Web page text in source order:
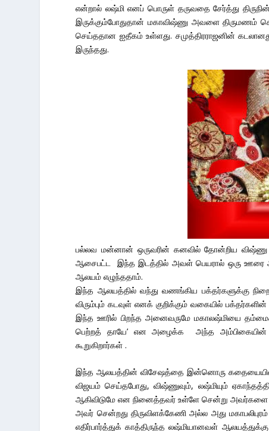
என்றால் லஷ்மி எனப் பொருள் தருவதை சேர்த்து
இருக்கும்போதுதான் மகாவிஷ்ணு அவளை திருமணம்
செய்ததான ஐதீகம் உள்ளது. சமுத்திரராஜனின்
இருந்தது.
பல்லவ மன்னான் ஒருவரின் கனவில் தோன்றிய விஷ்ணு
ஆசைபட்ட இந்த இடத்தில் அவள் பெயரால் ஒரு ஊரை
ஆலயம் எழுந்ததாம்.
இந்த ஆலயத்தில் வந்து வணங்கிய பக்தர்களுக்கு
விரும்பும் கடவுள் எனக் குறிக்கும் வகையில்
இந்த ஊரில் பிறந்த அனைவருமே மகாலஷ்மியை
பெற்றத் தாயே’ என அழைக்க அந்த அம்பிகையின்
கூறுகிறார்கள் .
இந்த ஆலயத்தின் விசேஷத்தை இன்னொரு கதையையின்
விஜயம் செய்தபோது, விஷ்ணுவும், லஷ்மியும்
ஆகிவிடுமே என நினைத்தவர் உள்ளே சென்று அவர்களை
அவர் சென்றது திருவிளக்கேணி அல்ல அது
எதிர்பார்த்துக் காத்திருந்த லஷ்மியானவள்